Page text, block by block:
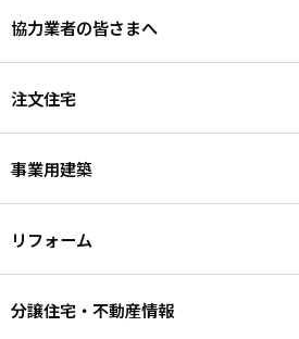
協力業者の皆さまへ
注文住宅
事業用建築
リフォーム
分譲住宅・不動産情報